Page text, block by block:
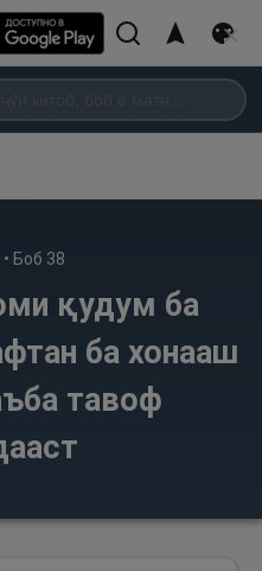
• Боб 38
қудум ба
ба хонааш
тавоф